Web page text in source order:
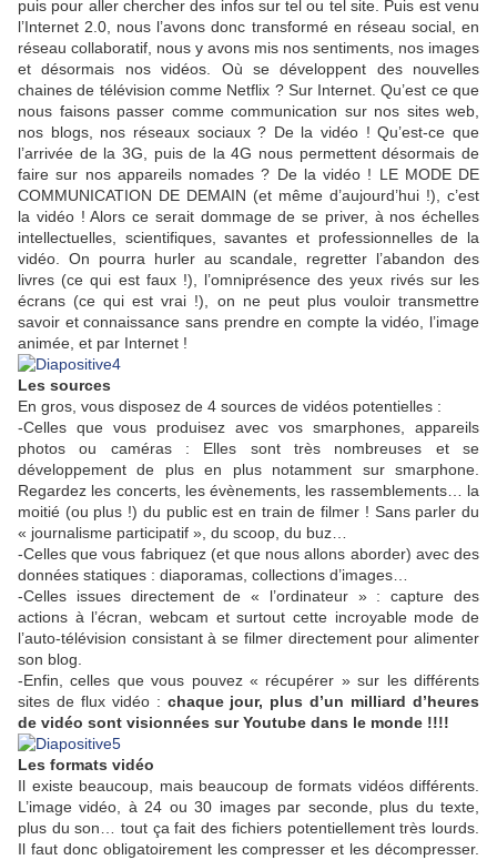
puis pour aller chercher des infos sur tel ou tel site. Puis est venu
l’Internet 2.0, nous l’avons donc transformé en réseau social, en
réseau collaboratif, nous y avons mis nos sentiments, nos images
et désormais nos vidéos. Où se développent des nouvelles
chaines de télévision comme Netflix ? Sur Internet. Qu’est ce que
nous faisons passer comme communication sur nos sites web,
nos blogs, nos réseaux sociaux ? De la vidéo ! Qu’est-ce que
l’arrivée de la 3G, puis de la 4G nous permettent désormais de
faire sur nos appareils nomades ? De la vidéo ! LE MODE DE
COMMUNICATION DE DEMAIN (et même d’aujourd’hui !), c’est
la vidéo ! Alors ce serait dommage de se priver, à nos échelles
intellectuelles, scientifiques, savantes et professionnelles de la
vidéo. On pourra hurler au scandale, regretter l’abandon des
livres (ce qui est faux !), l’omniprésence des yeux rivés sur les
écrans (ce qui est vrai !), on ne peut plus vouloir transmettre
savoir et connaissance sans prendre en compte la vidéo, l’image
animée, et par Internet !
Les sources
En gros, vous disposez de 4 sources de vidéos potentielles :
-Celles que vous produisez avec vos smarphones, appareils
photos ou caméras : Elles sont très nombreuses et se
développement de plus en plus notamment sur smarphone.
Regardez les concerts, les évènements, les rassemblements… la
moitié (ou plus !) du public est en train de filmer ! Sans parler du
« journalisme participatif », du scoop, du buz…
-Celles que vous fabriquez (et que nous allons aborder) avec des
données statiques : diaporamas, collections d’images…
-Celles issues directement de « l’ordinateur » : capture des
actions à l’écran, webcam et surtout cette incroyable mode de
l’auto-télévision consistant à se filmer directement pour alimenter
son blog.
-Enfin, celles que vous pouvez « récupérer » sur les différents
sites de flux vidéo : chaque jour, plus d’un milliard d’heures
de vidéo sont visionnées sur Youtube dans le monde !!!!
Les formats vidéo
Il existe beaucoup, mais beaucoup de formats vidéos différents.
L’image vidéo, à 24 ou 30 images par seconde, plus du texte,
plus du son… tout ça fait des fichiers potentiellement très lourds.
Il faut donc obligatoirement les compresser et les décompresser.